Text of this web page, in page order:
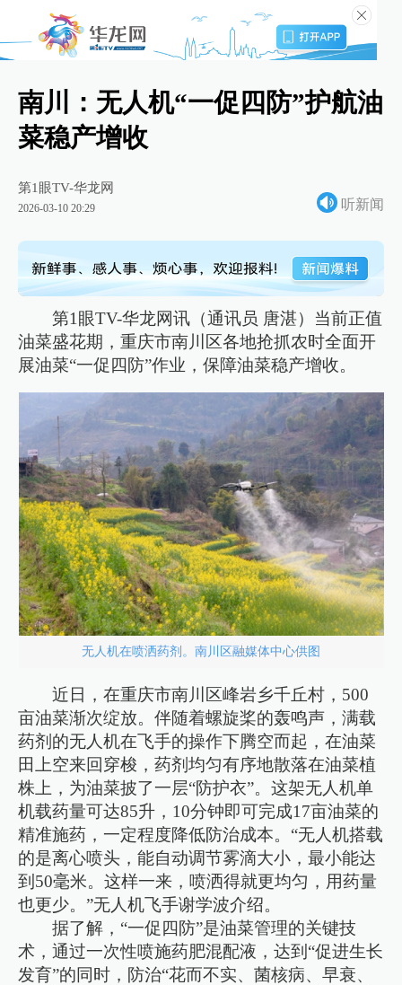
南川：无人机“一促四防”护航油
菜稳产增收
第1眼TV-华龙网
2026-03-10 20:29 听新闻
第1眼TV-华龙网讯（通讯员 唐湛）当前正值
油菜盛花期，重庆市南川区各地抢抓农时全面开
展油菜“一促四防”作业，保障油菜稳产增收。
无人机在喷洒药剂。南川区融媒体中心供图
近日，在重庆市南川区峰岩乡千丘村，500
亩油菜渐次绽放。伴随着螺旋桨的轰鸣声，满载
药剂的无人机在飞手的操作下腾空而起，在油菜
田上空来回穿梭，药剂均匀有序地散落在油菜植
株上，为油菜披了一层“防护衣”。这架无人机单
机载药量可达85升，10分钟即可完成17亩油菜的
精准施药，一定程度降低防治成本。“无人机搭载
的是离心喷头，能自动调节雾滴大小，最小能达
到50毫米。这样一来，喷洒得就更均匀，用药量
也更少。”无人机飞手谢学波介绍。
据了解，“一促四防”是油菜管理的关键技
术，通过一次性喷施药肥混配液，达到“促进生长
发育”的同时，防治“花而不实、菌核病、早衰、